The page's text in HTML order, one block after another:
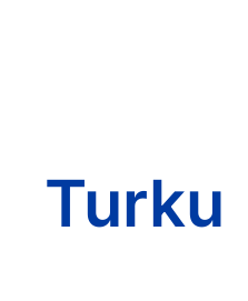
Turku